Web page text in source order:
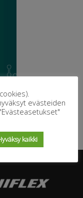
evästeiden
kaikki